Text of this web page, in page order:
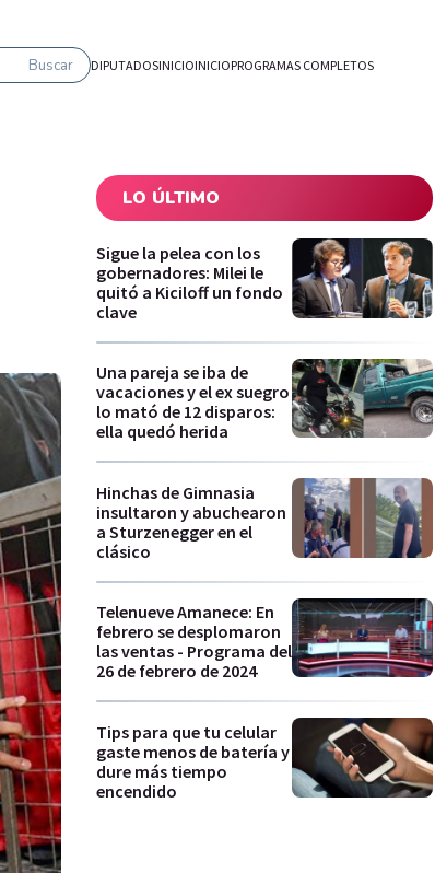
Buscar DIPUTADOSINICIOINICIOPROGRAMAS COMPLETOS
LO ÚLTIMO
Sigue la pelea con los
gobernadores: Milei le
quitó a Kiciloff un fondo
clave
Una pareja se iba de
vacaciones y el ex suegro
lo mató de 12 disparos:
ella quedó herida
Hinchas de Gimnasia
insultaron y abuchearon
a Sturzenegger en el
clásico
Telenueve Amanece: En
febrero se desplomaron
las ventas - Programa del
26 de febrero de 2024
Tips para que tu celular
gaste menos de batería y
dure más tiempo
encendido